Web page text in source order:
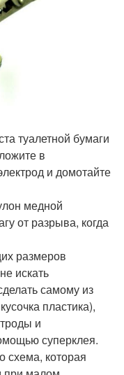
туалетной бумаги
в
и домотайте
медной
от разрыва, когда
размеров
искать
самому из
пластика),
и
суперклея.
которая